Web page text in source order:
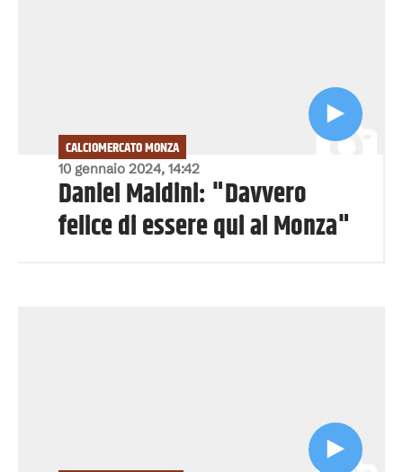
10 gennaio 2024, 14:42
CALCIOMERCATO MONZA
Daniel Maldini: "Davvero
felice di essere qui al Monza"